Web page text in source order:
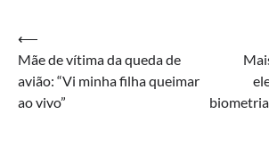
Navegação
de
Post
⟵
Mãe de vítima da queda de
avião: “Vi minha filha queimar
ao vivo”